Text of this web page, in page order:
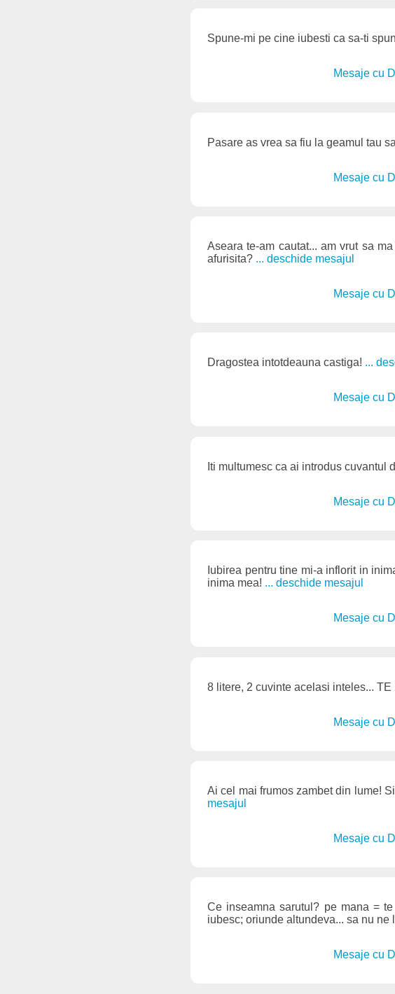
Spune-mi pe cine iubesti ca sa-ti
Mesaje cu
Pasare as vrea sa fiu la geamul tau
Mesaje cu
Aseara te-am cautat... am vrut sa
afurisita? ... deschide mesajul
Mesaje cu
Dragostea intotdeauna castiga! ...
Mesaje cu
Iti multumesc ca ai introdus cuvantul
Mesaje cu
Iubirea pentru tine mi-a inflorit in
inima mea! ... deschide mesajul
Mesaje cu
8 litere, 2 cuvinte acelasi inteles... TE
Mesaje cu
Ai cel mai frumos zambet din lume!
mesajul
Mesaje cu
Ce inseamna sarutul? pe mana =
iubesc; oriunde altundeva... sa nu ne
Mesaje cu